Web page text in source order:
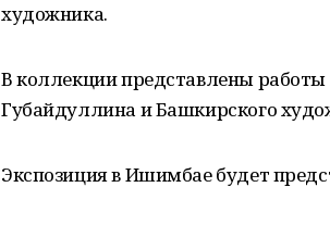
художника.
В коллекции представлены
Губайдуллина и Башкирского
Экспозиция в Ишимбае будет